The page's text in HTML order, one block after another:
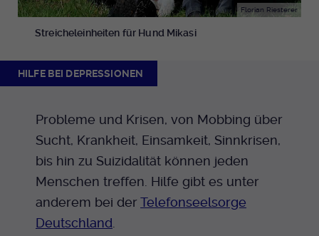
Florian Riesterer
Streicheleinheiten für Hund Mikasi
HILFE BEI DEPRESSIONEN
Probleme und Krisen, von Mobbing über
Sucht, Krankheit, Einsamkeit, Sinnkrisen,
bis hin zu Suizidalität können jeden
Menschen treffen. Hilfe gibt es unter
anderem bei der Telefonseelsorge
Deutschland